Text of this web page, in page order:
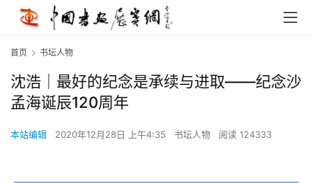
首页 书坛人物
沈浩｜最好的纪念是承续与进取——纪念沙
孟海诞辰120周年
本站编辑 2020年12月28日 上午4:35 书坛人物 阅读 124333